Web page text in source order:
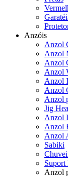
Anzóis
Anzol
Anzol
Anzol
Anzol
Anzol
Anzol
Anzol
Jig
Anzol
Anzol
Anzol
Sabiki
Anzol